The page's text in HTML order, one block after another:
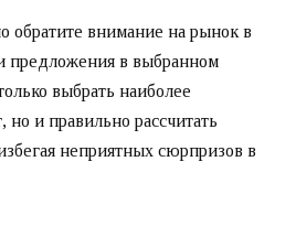
обратите внимание на рынок в
предложения в выбранном
выбрать наиболее
и правильно рассчитать
неприятных сюрпризов в